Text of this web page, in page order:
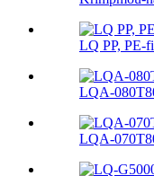
LQ PP, PE-
LQA-
LQA-